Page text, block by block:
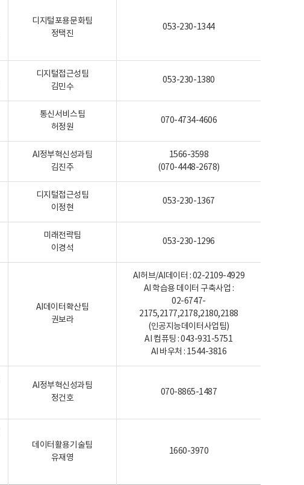
디지털포용문화팀
정택진
053-230-1344
디지털접근성팀
김민수
053-230-1380
통신서비스팀
허정원
070-4734-4606
AI정부혁신성과팀
김진주
1566-3598
(070-4448-2678)
디지털접근성팀
이정현
053-230-1367
미래전략팀
이경석
053-230-1296
AI데이터확산팀
권보라
AI허브/AI데이터 : 02-2109-4929
AI 학습용 데이터 구축사업 :
02-6747-
2175,2177,2178,2180,2188
(인공지능데이터사업팀)
AI 컴퓨팅 : 043-931-5751
AI 바우처 : 1544-3816
AI정부혁신성과팀
정건호
070-8865-1487
데이터활용기술팀
유재영
1660-3970